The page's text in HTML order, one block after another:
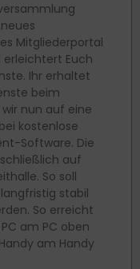
Mitgliederportal
Euch
Ihr erhaltet
beim
nun auf eine
kostenlose
Software. Die
auf
So soll
stabil
So erreicht
am PC oben
am Handy